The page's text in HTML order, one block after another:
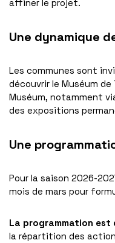
affiner le projet.
Une dynamique
Les communes sont
découvrir le Muséum
Muséum, notamment
des expositions
Une
Pour la saison 2026-
mois de mars pour
La programmation est
la répartition des